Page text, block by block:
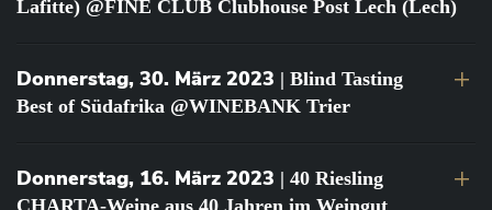
Lafitte) @FINE CLUB Clubhouse Post Lech (Lech)
Donnerstag, 30. März 2023 | Blind Tasting
Best of Südafrika @WINEBANK Trier
Donnerstag, 16. März 2023 | 40 Riesling